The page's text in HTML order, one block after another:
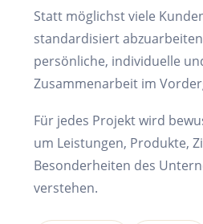
Statt möglichst viele
standardisiert
persönliche, individuelle
Zusammenarbeit im
Für jedes Projekt wird
um Leistungen, Produkte,
Besonderheiten des
verstehen.